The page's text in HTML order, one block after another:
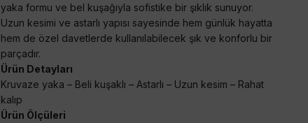
yaka formu ve bel kuşağıyla sofistike bir şıklık sunuyor.
Uzun kesimi ve astarlı yapısı sayesinde hem günlük hayatta
hem de özel davetlerde kullanılabilecek şık ve konforlu bir
parçadır.
Ürün Detayları
Kruvaze yaka – Beli kuşaklı – Astarlı – Uzun kesim – Rahat
kalıp
Ürün Ölçüleri